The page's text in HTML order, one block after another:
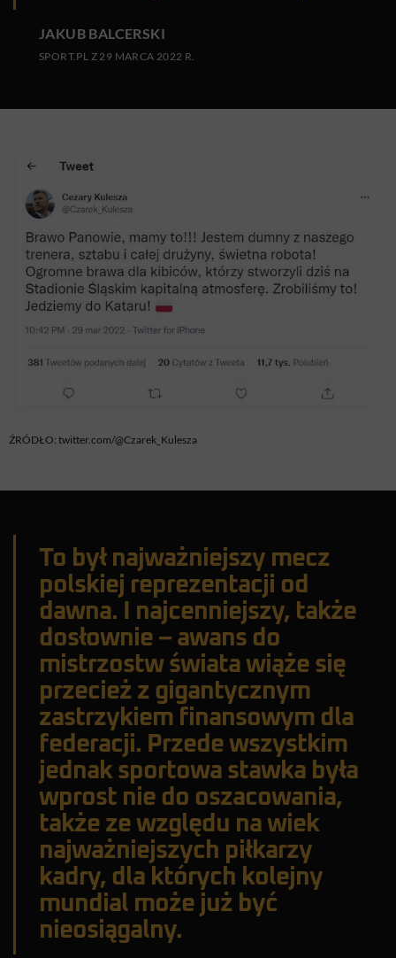
JAKUB BALCERSKI
SPORT.PL Z 29 MARCA 2022 R.
ŹRÓDŁO: twitter.com/@Czarek_Kulesza
To był najważniejszy mecz
polskiej reprezentacji od
dawna. I najcenniejszy, także
dosłownie – awans do
mistrzostw świata wiąże się
przecież z gigantycznym
zastrzykiem finansowym dla
federacji. Przede wszystkim
jednak sportowa stawka była
wprost nie do oszacowania,
także ze względu na wiek
najważniejszych piłkarzy
kadry, dla których kolejny
mundial może już być
nieosiągalny.